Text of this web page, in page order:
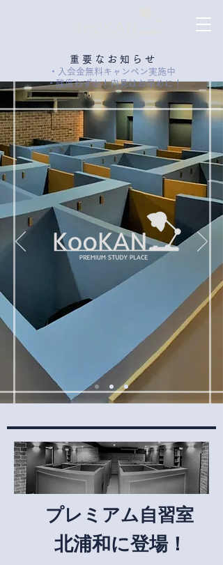
​重 要 な お 知 ら せ
・入会金無料キャンペン実施中
・残席わずか！内見はお早めに！
プレミアム自習室
北浦和に登場！